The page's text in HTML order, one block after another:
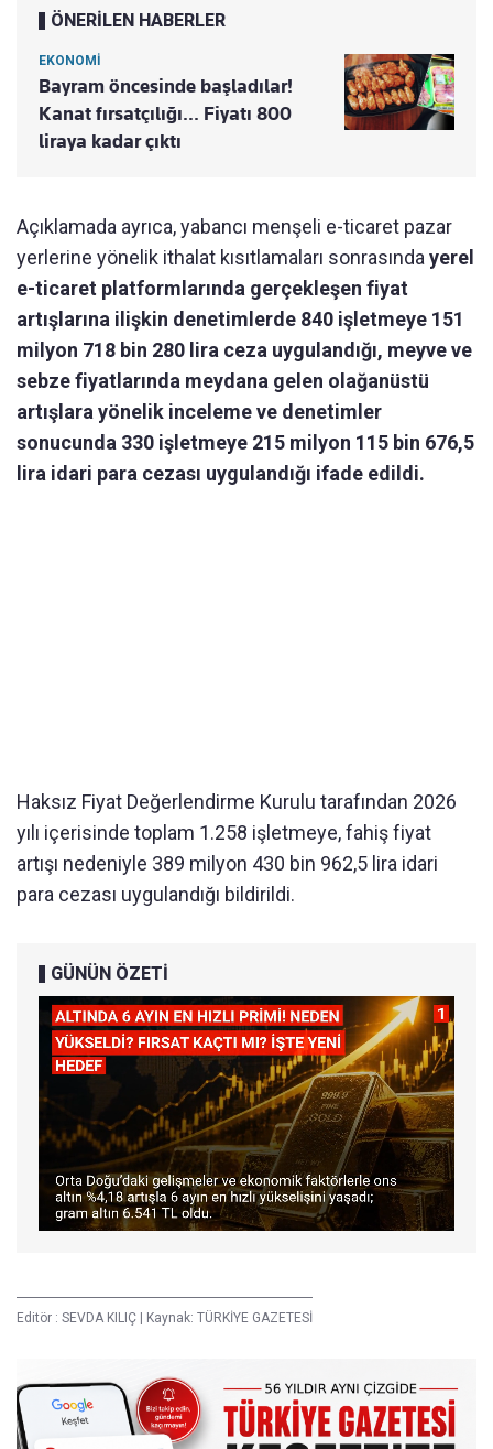
ÖNERİLEN HABERLER
EKONOMİ
Bayram öncesinde başladılar!
Kanat fırsatçılığı... Fiyatı 800
liraya kadar çıktı
Açıklamada ayrıca, yabancı menşeli e-ticaret pazar
yerlerine yönelik ithalat kısıtlamaları sonrasında yerel
e-ticaret platformlarında gerçekleşen fiyat
artışlarına ilişkin denetimlerde 840 işletmeye 151
milyon 718 bin 280 lira ceza uygulandığı, meyve ve
sebze fiyatlarında meydana gelen olağanüstü
artışlara yönelik inceleme ve denetimler
sonucunda 330 işletmeye 215 milyon 115 bin 676,5
lira idari para cezası uygulandığı ifade edildi.
Haksız Fiyat Değerlendirme Kurulu tarafından 2026
yılı içerisinde toplam 1.258 işletmeye, fahiş fiyat
artışı nedeniyle 389 milyon 430 bin 962,5 lira idari
para cezası uygulandığı bildirildi.
GÜNÜN ÖZETİ
Editör : SEVDA KILIÇ | Kaynak: TÜRKİYE GAZETESİ